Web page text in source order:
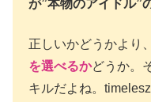
が”本物のアイドル”
正しいかどうかより、
を選べるかどうか。
キルだよね。